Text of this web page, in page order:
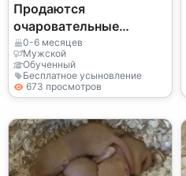
Продаются
очаровательные
детеныши капуцинов
(самцы и самки).
WhatsApp
+447393160284
0-6 месяцев
Мужской
Обученный
Бесплатное усыновление
673 просмотров